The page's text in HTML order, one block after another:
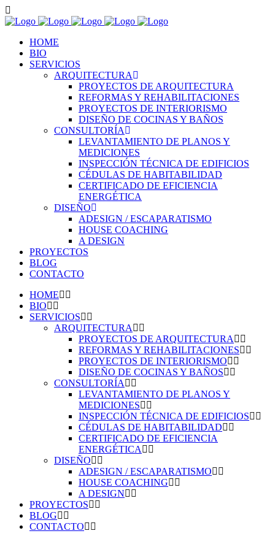
HOME
BIO
SERVICIOS
ARQUITECTURA
PROYECTOS DE ARQUITECTURA
REFORMAS Y REHABILITACIONES
PROYECTOS DE INTERIORISMO
DISEÑO DE COCINAS Y BAÑOS
CONSULTORÍA
LEVANTAMIENTO DE PLANOS Y
MEDICIONES
INSPECCIÓN TÉCNICA DE EDIFICIOS
CÉDULAS DE HABITABILIDAD
CERTIFICADO DE EFICIENCIA
ENERGÉTICA
DISEÑO
ADESIGN / ESCAPARATISMO
HOUSE COACHING
A DESIGN
PROYECTOS
BLOG
CONTACTO
HOME
BIO
SERVICIOS
ARQUITECTURA
PROYECTOS DE ARQUITECTURA
REFORMAS Y REHABILITACIONES
PROYECTOS DE INTERIORISMO
DISEÑO DE COCINAS Y BAÑOS
CONSULTORÍA
LEVANTAMIENTO DE PLANOS Y
MEDICIONES
INSPECCIÓN TÉCNICA DE EDIFICIOS
CÉDULAS DE HABITABILIDAD
CERTIFICADO DE EFICIENCIA
ENERGÉTICA
DISEÑO
ADESIGN / ESCAPARATISMO
HOUSE COACHING
A DESIGN
PROYECTOS
BLOG
CONTACTO